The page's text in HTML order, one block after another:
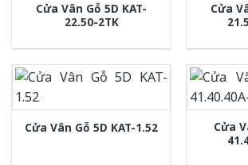
Cửa Vân Gỗ 5D KAT-
22.50-2TK
Cửa
Cửa Vân Gỗ 5D KAT-1.52
Cửa